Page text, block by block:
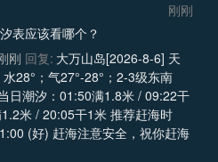
刚刚
表应该看哪个？
刚 回复: 大万山岛[2026-8-6] 天
28°；气27°-28°；2-3级东南
日潮汐：01:50满1.8米 / 09:22干
米 / 20:05干1米 推荐赶海时
(好) 赶海注意安全，祝你赶海